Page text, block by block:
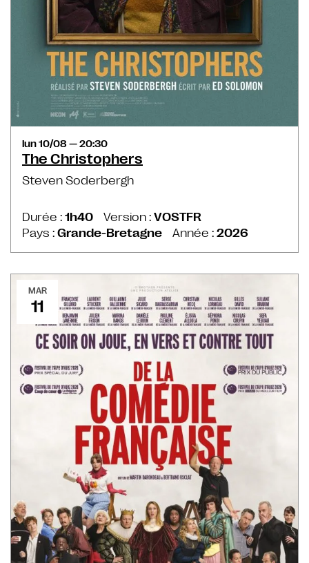
lun 10/08 — 20:30
The Christophers
Steven Soderbergh
Durée : 1h40 Version : VOSTFR
Pays : Grande-Bretagne Année : 2026
MAR
11